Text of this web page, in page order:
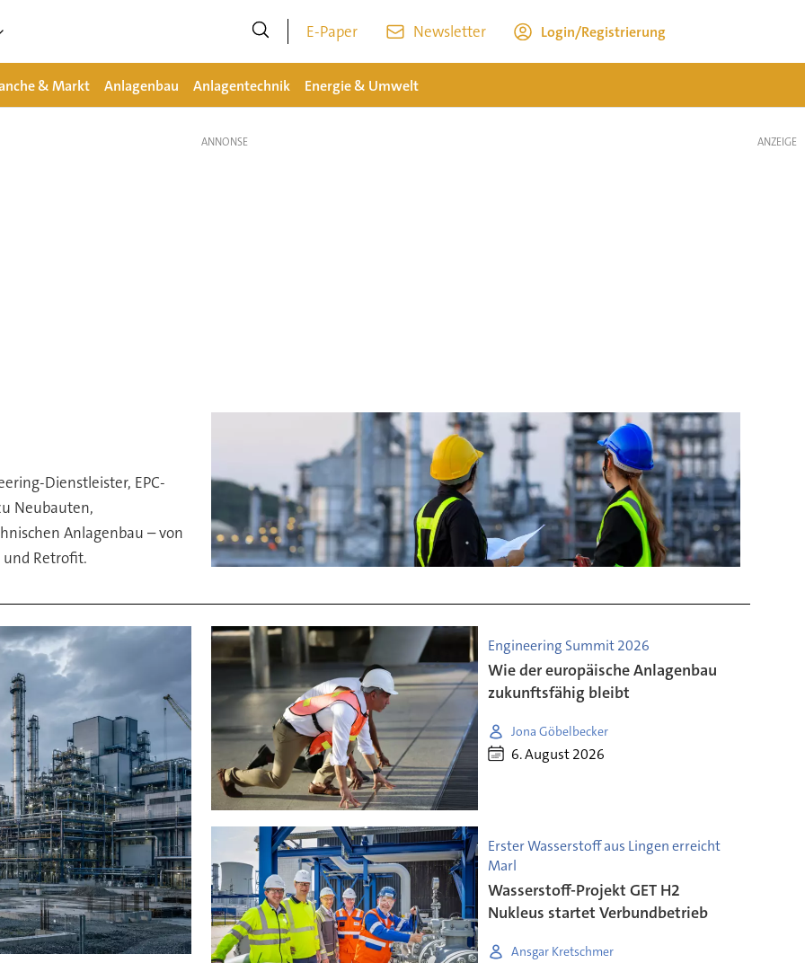
E-Paper Newsletter Login/Registrierung
& Markt Anlagenbau Anlagentechnik Energie & Umwelt
Dienstleister, EPC-
Neubauten,
Anlagenbau – von
Retrofit.
Engineering Summit 2026
Wie der europäische Anlagenbau
zukunftsfähig bleibt
Jona Göbelbecker
6. August 2026
Erster Wasserstoff aus Lingen erreicht
Marl
Wasserstoff-Projekt GET H2
Nukleus startet Verbundbetrieb
Ansgar Kretschmer
ANZEIGE